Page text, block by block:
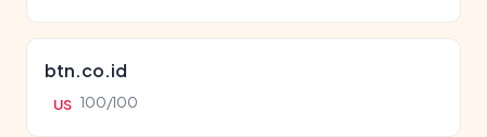
btn.co.id
US 100/100